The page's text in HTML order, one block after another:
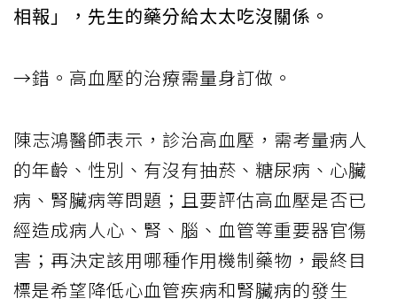
相報」，先生的藥分給太太吃沒關係。
→錯。高血壓的治療需量身訂做。
陳志鴻醫師表示，診治高血壓，需考量病人
的年齡、性別、有沒有抽菸、糖尿病、心臟
病、腎臟病等問題；且要評估高血壓是否已
經造成病人心、腎、腦、血管等重要器官傷
害；再決定該用哪種作用機制藥物，最終目
標是希望降低心血管疾病和腎臟病的發生